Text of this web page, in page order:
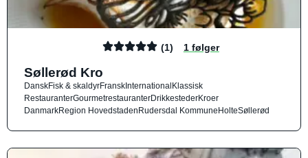
(1) 1 følger
Søllerød Kro
DanskFisk & skaldyrFranskInternationalKlassisk
RestauranterGourmetrestauranterDrikkestederKroer
DanmarkRegion HovedstadenRudersdal KommuneHolteSøllerød